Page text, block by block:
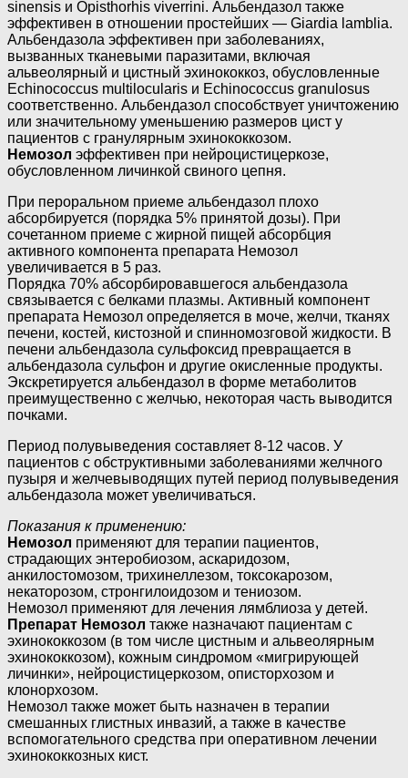
sinensis и Opisthorhis viverrini. Альбендазол также
эффективен в отношении простейших — Giardia lamblia.
Альбендазола эффективен при заболеваниях,
вызванных тканевыми паразитами, включая
альвеолярный и цистный эхинококкоз, обусловленные
Echinococcus multilocularis и Echinococcus granulosus
соответственно. Альбендазол способствует уничтожению
или значительному уменьшению размеров цист у
пациентов с гранулярным эхинококкозом.
Немозол эффективен при нейроцистицеркозе,
обусловленном личинкой свиного цепня.
При пероральном приеме альбендазол плохо
абсорбируется (порядка 5% принятой дозы). При
сочетанном приеме с жирной пищей абсорбция
активного компонента препарата Немозол
увеличивается в 5 раз.
Порядка 70% абсорбировавшегося альбендазола
связывается с белками плазмы. Активный компонент
препарата Немозол определяется в моче, желчи, тканях
печени, костей, кистозной и спинномозговой жидкости. В
печени альбендазола сульфоксид превращается в
альбендазола сульфон и другие окисленные продукты.
Экскретируется альбендазол в форме метаболитов
преимущественно с желчью, некоторая часть выводится
почками.
Период полувыведения составляет 8-12 часов. У
пациентов с обструктивными заболеваниями желчного
пузыря и желчевыводящих путей период полувыведения
альбендазола может увеличиваться.
Показания к применению:
Немозол применяют для терапии пациентов,
страдающих энтеробиозом, аскаридозом,
анкилостомозом, трихинеллезом, токсокарозом,
некаторозом, стронгилоидозом и тениозом.
Немозол применяют для лечения лямблиоза у детей.
Препарат Немозол также назначают пациентам с
эхинококкозом (в том числе цистным и альвеолярным
эхинококкозом), кожным синдромом «мигрирующей
личинки», нейроцистицеркозом, описторхозом и
клонорхозом.
Немозол также может быть назначен в терапии
смешанных глистных инвазий, а также в качестве
вспомогательного средства при оперативном лечении
эхинококкозных кист.